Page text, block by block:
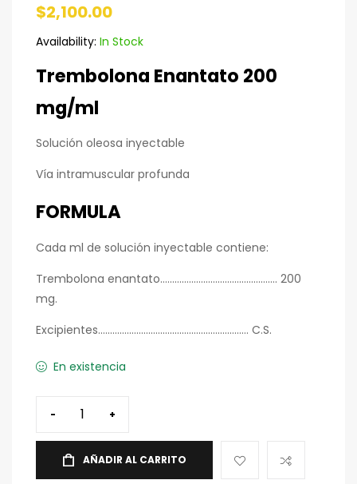
$2,100.00
Availability: In Stock
Trembolona Enantato 200
mg/ml
Solución oleosa inyectable
Vía intramuscular profunda
FORMULA
Cada ml de solución inyectable contiene:
Trembolona enantato…………………………………………. 200
mg.
Excipientes……………………………………………………… C.S.
En existencia
- +
AÑADIR AL CARRITO